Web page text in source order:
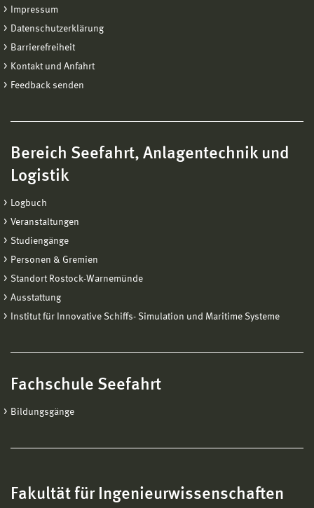
Impressum
Datenschutzerklärung
Barrierefreiheit
Kontakt und Anfahrt
Feedback senden
Bereich Seefahrt, Anlagentechnik und
Logistik
Logbuch
Veranstaltungen
Studiengänge
Personen & Gremien
Standort Rostock-Warnemünde
Ausstattung
Institut für Innovative Schiffs- Simulation und Maritime Systeme
Fachschule Seefahrt
Bildungsgänge
Fakultät für Ingenieurwissenschaften